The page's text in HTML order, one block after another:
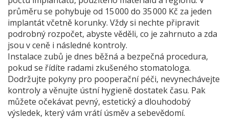
průměru se pohybuje od 15 000 do 35 000 Kč za jeden
implantát včetně korunky. Vždy si nechte připravit
podrobný rozpočet, abyste věděli, co je zahrnuto a zda
jsou v ceně i následné kontroly.
Instalace zubů je dnes běžná a bezpečná procedura,
pokud se řídíte radami zkušeného stomatologa.
Dodržujte pokyny pro pooperační péči, nevynechávejte
kontroly a věnujte ústní hygieně dostatek času. Pak
můžete očekávat pevný, estetický a dlouhodobý
výsledek, který vám vrátí úsměv a sebevědomí.